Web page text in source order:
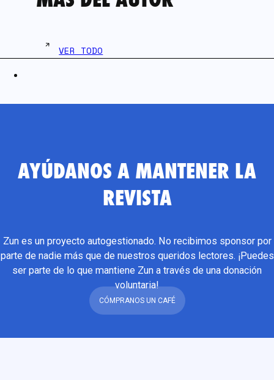
VER TODO
AYÚDANOS A MANTENER LA
REVISTA
Zun es un proyecto autogestionado. No recibimos sponsor por
parte de nadie más que de nuestros queridos lectores. ¡Puedes
ser parte de lo que mantiene Zun a través de una donación
voluntaria!
CÓMPRANOS UN CAFÉ